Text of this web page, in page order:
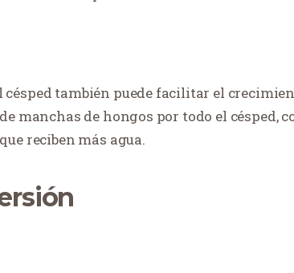
césped también puede facilitar el
manchas de hongos por todo el césped,
reciben más agua.